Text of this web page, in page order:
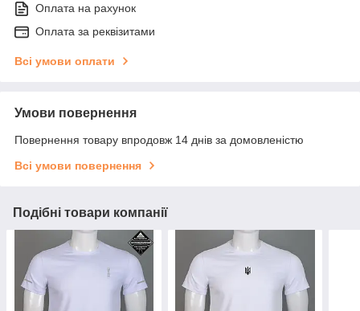
Оплата на рахунок
Оплата за реквізитами
Всі умови оплати
Умови повернення
Повернення товару впродовж 14 днів за домовленістю
Всі умови повернення
Подібні товари компанії